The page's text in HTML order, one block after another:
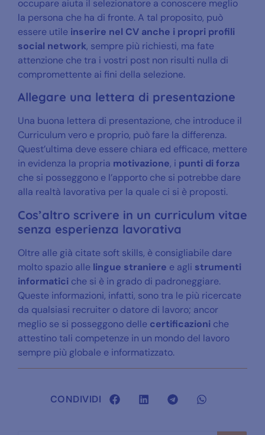
occupare aiuta il selezionatore a conoscere meglio
la persona che ha di fronte. A tal proposito, può
essere utile inserire nel CV anche i propri profili
social network, sempre più richiesti, ma fate
attenzione che tra i vostri post non risulti nulla di
compromettente ai fini della selezione.
Allegare una lettera di presentazione
Una buona lettera di presentazione, che introduce il
Curriculum vero e proprio, può fare la differenza.
Quest’ultima deve essere chiara ed efficace, mettere
in evidenza la propria motivazione, i punti di forza
che si posseggono e l’apporto che si potrebbe dare
alla realtà lavorativa per la quale ci si è proposti.
Cos’altro scrivere in un curriculum vitae
senza esperienza lavorativa
Oltre alle già citate soft skills, è consigliabile dare
molto spazio alle lingue straniere e agli strumenti
informatici che si è in grado di padroneggiare.
Queste informazioni, infatti, sono tra le più ricercate
da qualsiasi recruiter o datore di lavoro; ancor
meglio se si posseggono delle certificazioni che
attestino tali competenze in un mondo del lavoro
sempre più globale e informatizzato.
CONDIVIDI